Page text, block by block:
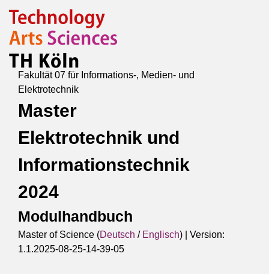
Fakultät 07 für Informations-, Medien- und
Elektrotechnik
Master
Elektrotechnik und
Informationstechnik
2024
Modulhandbuch
Master of Science (Deutsch / Englisch) | Version:
1.1.2025-08-25-14-39-05